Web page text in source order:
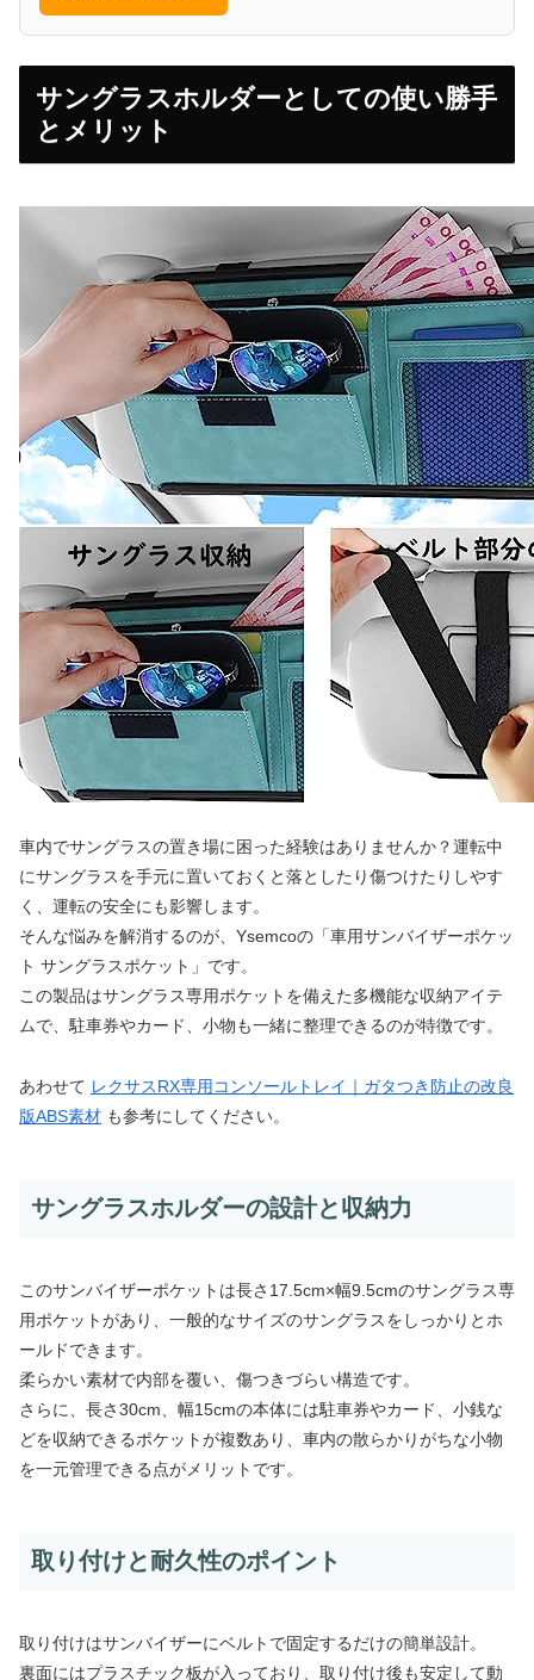
サングラスホルダーとしての使い勝手
とメリット
車内でサングラスの置き場に困った経験はありませんか？運転中
にサングラスを手元に置いておくと落としたり傷つけたりしやす
く、運転の安全にも影響します。
そんな悩みを解消するのが、Ysemcoの「車用サンバイザーポケッ
ト サングラスポケット」です。
この製品はサングラス専用ポケットを備えた多機能な収納アイテ
ムで、駐車券やカード、小物も一緒に整理できるのが特徴です。
あわせて レクサスRX専用コンソールトレイ｜ガタつき防止の改良
版ABS素材 も参考にしてください。
サングラスホルダーの設計と収納力
このサンバイザーポケットは長さ17.5cm×幅9.5cmのサングラス専
用ポケットがあり、一般的なサイズのサングラスをしっかりとホ
ールドできます。
柔らかい素材で内部を覆い、傷つきづらい構造です。
さらに、長さ30cm、幅15cmの本体には駐車券やカード、小銭な
どを収納できるポケットが複数あり、車内の散らかりがちな小物
を一元管理できる点がメリットです。
取り付けと耐久性のポイント
取り付けはサンバイザーにベルトで固定するだけの簡単設計。
裏面にはプラスチック板が入っており、取り付け後も安定して動